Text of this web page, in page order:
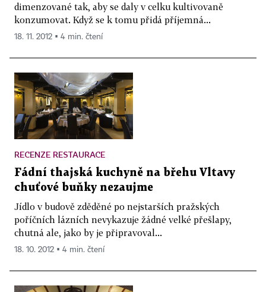
dimenzované tak, aby se daly v celku kultivovaně
konzumovat. Když se k tomu přidá příjemná...
18. 11. 2012 ▪ 4 min. čtení
RECENZE RESTAURACE
Fádní thajská kuchyně na břehu Vltavy
chuťové buňky nezaujme
Jídlo v budově zděděné po nejstarších pražských
poříčních lázních nevykazuje žádné velké přešlapy,
chutná ale, jako by je připravoval...
18. 10. 2012 ▪ 4 min. čtení